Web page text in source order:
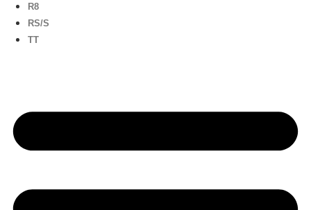
R8
RS/S
TT